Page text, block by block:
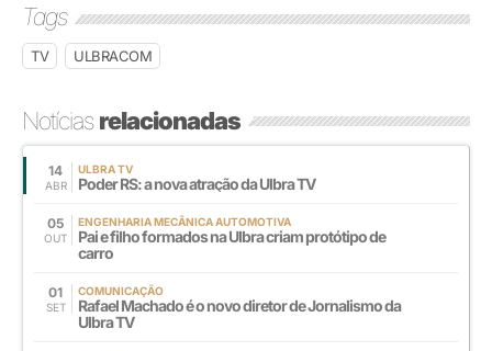
Tags
TV ULBRACOM
Notíciasrelacionadas
14
ABR
ULBRA TV
Poder RS: a nova atração da Ulbra TV
05
OUT
ENGENHARIA MECÂNICA AUTOMOTIVA
Pai e filho formados na Ulbra criam protótipo de
carro
01
SET
COMUNICAÇÃO
Rafael Machado é o novo diretor de Jornalismo da
Ulbra TV